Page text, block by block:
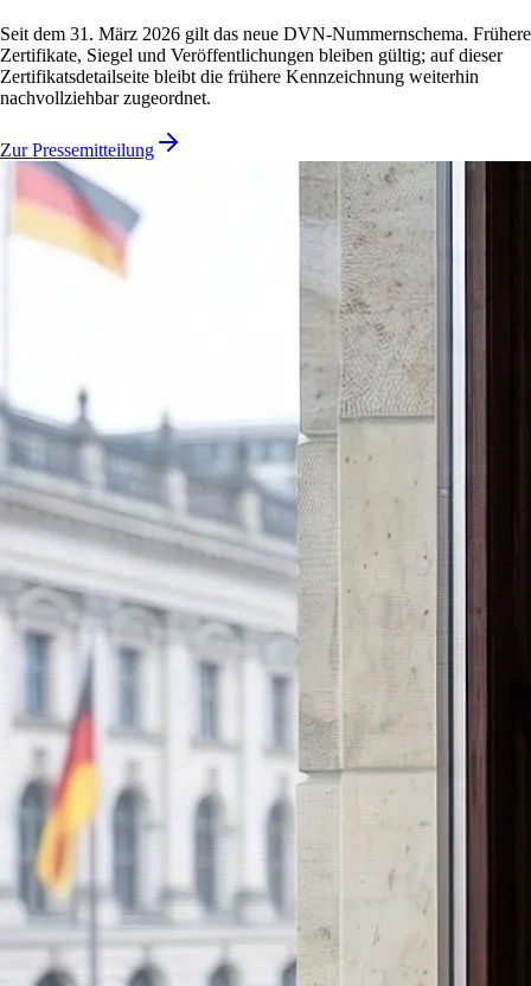
Seit dem 31. März 2026 gilt das neue DVN-Nummernschema. Frühere
Zertifikate, Siegel und Veröffentlichungen bleiben gültig; auf dieser
Zertifikatsdetailseite bleibt die frühere Kennzeichnung weiterhin
nachvollziehbar zugeordnet.
Zur Pressemitteilung